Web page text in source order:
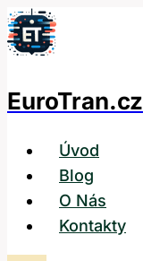
Přeskočit
na
EuroTran.cz
Úvod
Blog
O Nás
Kontakty